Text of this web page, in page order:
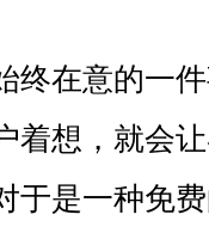
终在意的一
着想，就会
于是一种免